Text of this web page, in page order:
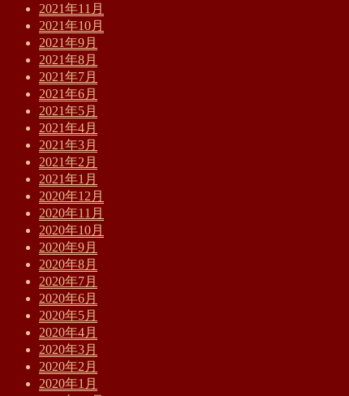
2021年11月
2021年10月
2021年9月
2021年8月
2021年7月
2021年6月
2021年5月
2021年4月
2021年3月
2021年2月
2021年1月
2020年12月
2020年11月
2020年10月
2020年9月
2020年8月
2020年7月
2020年6月
2020年5月
2020年4月
2020年3月
2020年2月
2020年1月